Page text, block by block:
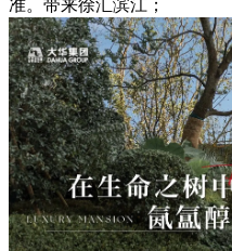
准。带来徐汇滨江；